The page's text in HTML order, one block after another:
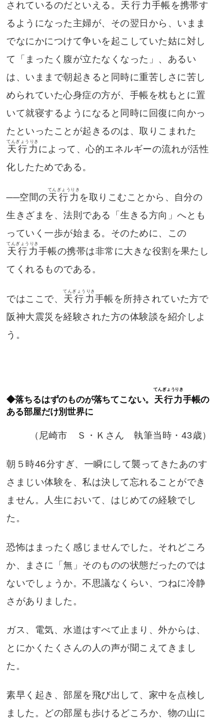
されているのだといえる。 天行力手帳を携帯す
るようになった主婦が、その翌日から、いまま
でなにかにつけて争いを起こしていた姑に対し
て「まったく腹が立たなくなった」、あるい
は、いままで朝起きると同時に重苦しさに苦し
められていた心身症の方が、手帳を枕もとに置
いて就寝するようになると同時に回復に向かっ
たといったことが起きるのは、取りこまれた
天行力
てんぎょうりき
によって、心的エネルギーの流れが活性
化したためである。
──空間の天行力
てんぎょうりき
を取りこむことから、自分の
生きざまを、法則である「生きる方向」へとも
っていく一歩が始まる。そのために、この
天行力
てんぎょうりき
手帳の携帯は非常に大きな役割を果たし
てくれるものである。
ではここで、 天行力
てんぎょうりき
手帳を所持されていた方で
阪神大震災を経験された方の体験談を紹介しよ
う。
◆落ちるはずのものが落ちてこない。 天行力
てんぎょうりき
手帳の
ある部屋だけ別世界に
（尼崎市 Ｓ・Ｋさん 執筆当時・43歳）
朝５時46分すぎ、一瞬にして襲ってきたあのす
さまじい体験を、私は決して忘れることができ
ません。人生において、はじめての経験でし
た。
恐怖はまったく感じませんでした。それどころ
か、まさに「無」そのものの状態だったのでは
ないでしょうか。不思議なくらい、つねに冷静
さがありました。
ガス、電気、水道はすべて止まり、外からは、
とにかくたくさんの人の声が聞こえてきまし
た。
素早く起き、部屋を飛び出して、家中を点検し
ました。どの部屋も歩けるどころか、物の山に